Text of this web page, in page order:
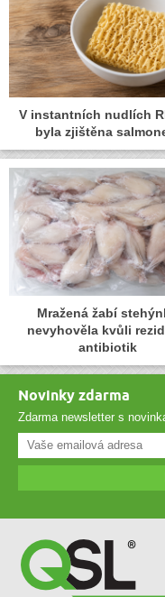
V instantních nudlích
byla zjištěna
Mražená žabí
nevyhověla kvůli
antibiotik
Novinky zdarma
Zdarma newsletter s